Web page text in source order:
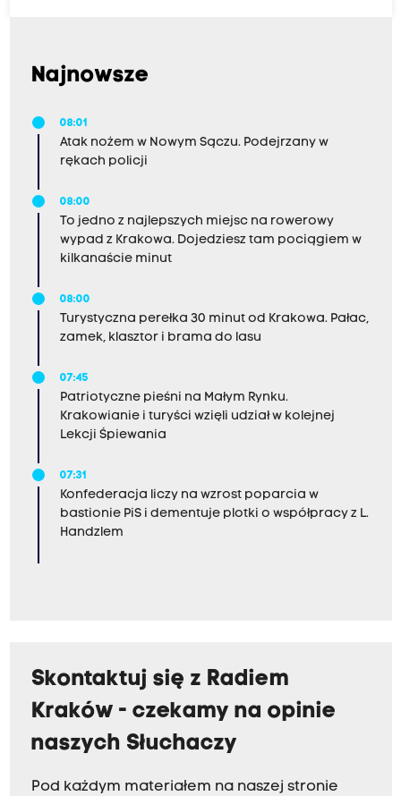
Najnowsze
08:01
Atak nożem w Nowym Sączu. Podejrzany w
rękach policji
08:00
To jedno z najlepszych miejsc na rowerowy
wypad z Krakowa. Dojedziesz tam pociągiem w
kilkanaście minut
08:00
Turystyczna perełka 30 minut od Krakowa. Pałac,
zamek, klasztor i brama do lasu
07:45
Patriotyczne pieśni na Małym Rynku.
Krakowianie i turyści wzięli udział w kolejnej
Lekcji Śpiewania
07:31
Konfederacja liczy na wzrost poparcia w
bastionie PiS i dementuje plotki o współpracy z L.
Handzlem
Skontaktuj się z Radiem
Kraków - czekamy na opinie
naszych Słuchaczy
Pod każdym materiałem na naszej stronie